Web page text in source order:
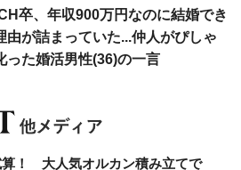
卒、年収900万円なのに結婚でき
由が詰まっていた...仲人がぴしゃ
った婚活男性(36)の一言
！ 大人気オルカン積み立てで